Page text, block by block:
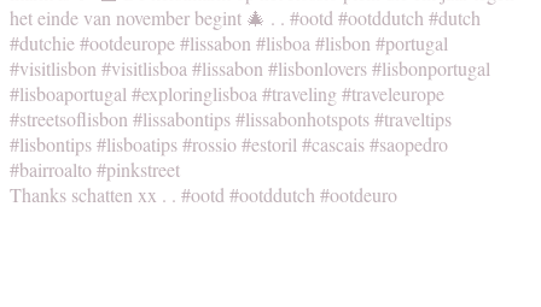
Thanks schatten xx . . #ootd #ootddutch #ootdeuro